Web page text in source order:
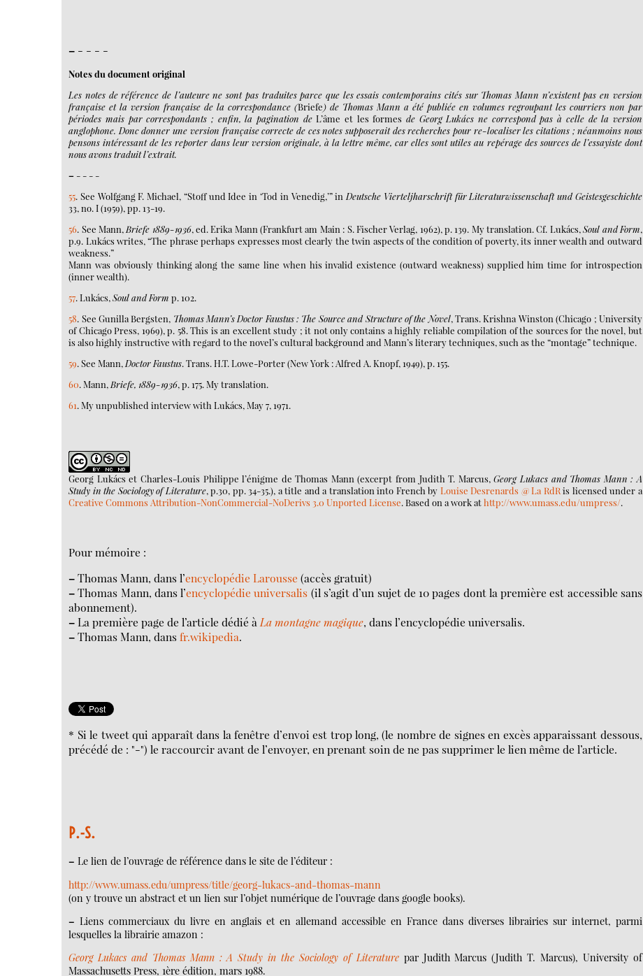
– - - - -
Notes du document original
Les notes de référence de l’auteure ne sont pas traduites parce que les essais contemporains cités sur Thomas Mann n’existent pas en version
française et la version française de la correspondance (Briefe) de Thomas Mann a été publiée en volumes regroupant les courriers non par
périodes mais par correspondants ; enfin, la pagination deL’âme et les formes de Georg Lukács ne correspond pas à celle de la version
anglophone. Donc donner une version française correcte de ces notes supposerait des recherches pour re-localiser les citations ; néanmoins nous
pensons intéressant de les reporter dans leur version originale, à la lettre même, car elles sont utiles au repérage des sources de l’essayiste dont
nous avons traduit l’extrait.
– - - - -
55. See Wolfgang F. Michael, “Stoff und Idee in ‘Tod in Venedig,’” in Deutsche Vierteljharschrift für Literaturwissenschaft und Geistesgeschichte
33, no. I (1959), pp. 13-19.
56. See Mann, Briefe 1889-1936, ed. Erika Mann (Frankfurt am Main : S. Fischer Verlag, 1962), p. 139. My translation. Cf. Lukács,Soul and Form,
p.9. Lukács writes, “The phrase perhaps expresses most clearly the twin aspects of the condition of poverty, its inner wealth and outward
weakness.”
Mann was obviously thinking along the same line when his invalid existence (outward weakness) supplied him time for introspection
(inner wealth).
57. Lukács,Soul and Form p. 102.
58. See Gunilla Bergsten, Thomas Mann’s Doctor Faustus : The Source and Structure of the Novel, Trans. Krishna Winston (Chicago ; University
of Chicago Press, 1969), p. 58. This is an excellent study ; it not only contains a highly reliable compilation of the sources for the novel, but
is also highly instructive with regard to the novel’s cultural background and Mann’s literary techniques, such as the “montage” technique.
59. See Mann, Doctor Faustus. Trans. H.T. Lowe-Porter (New York : Alfred A. Knopf, 1949), p. 155.
60. Mann, Briefe, 1889-1936, p. 175. My translation.
61. My unpublished interview with Lukács, May 7, 1971.
Georg Lukács et Charles-Louis Philippe l’énigme de Thomas Mann (excerpt from Judith T. Marcus,Georg Lukacs and Thomas Mann : A
Study in the Sociology of Literature, p.30, pp. 34-35.), a title and a translation into French by Louise Desrenards @ La RdRis licensed under a
Creative Commons Attribution-NonCommercial-NoDerivs 3.0 Unported License. Based on a work athttp://www.umass.edu/umpress/.
Pour mémoire :
–Thomas Mann, dans l’encyclopédie Larousse (accès gratuit)
–Thomas Mann, dans l’encyclopédie universalis (il s’agit d’un sujet de 10 pages dont la première est accessible sans
abonnement).
–La première page de l’article dédié à La montagne magique, dans l’encyclopédie universalis.
–Thomas Mann, dansfr.wikipedia.
* Si le tweet qui apparaît dans la fenêtre d’envoi est trop long, (le nombre de signes en excès apparaissant dessous,
précédé de : "-") le raccourcir avant de l’envoyer, en prenant soin de ne pas supprimer le lien même de l’article.
P.-S.
– Le lien de l’ouvrage de référence dans le site de l’éditeur :
http://www.umass.edu/umpress/title/georg-lukacs-and-thomas-mann
(on y trouve un abstract et un lien sur l’objet numérique de l’ouvrage dans google books).
– Liens commerciaux du livre en anglais et en allemand accessible en France dans diverses librairies sur internet, parmi
lesquelles la librairie amazon :
Georg Lukacs and Thomas Mann : A Study in the Sociology of Literaturepar Judith Marcus (Judith T. Marcus), University of
Massachusetts Press, 1ère édition, mars 1988.